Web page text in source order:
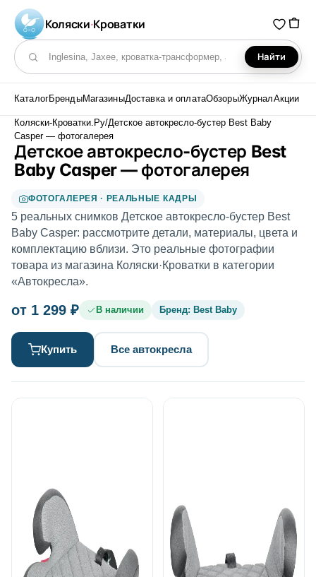
Коляски·Кроватки
Поиск по каталогу
Найти
КаталогБрендыМагазиныДоставка и оплатаОбзорыЖурналАкции
Коляски-Кроватки.Ру/Детское автокресло-бустер Best Baby
Casper — фотогалерея
Детское автокресло-бустер Best
Baby Casper — фотогалерея
ФОТОГАЛЕРЕЯ · РЕАЛЬНЫЕ КАДРЫ
5 реальных снимков Детское автокресло-бустер Best
Baby Casper: рассмотрите детали, материалы, цвета и
комплектацию вблизи. Это реальные фотографии
товара из магазина Коляски·Кроватки в категории
«Автокресла».
от 1 299 ₽ В наличии Бренд: Best Baby
Купить Все автокресла